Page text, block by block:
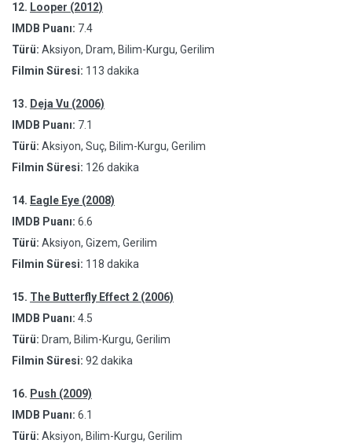
12. Looper (2012)
IMDB Puanı: 7.4
Türü: Aksiyon, Dram, Bilim-Kurgu, Gerilim
Filmin Süresi: 113 dakika
13. Deja Vu (2006)
IMDB Puanı: 7.1
Türü: Aksiyon, Suç, Bilim-Kurgu, Gerilim
Filmin Süresi: 126 dakika
14. Eagle Eye (2008)
IMDB Puanı: 6.6
Türü: Aksiyon, Gizem, Gerilim
Filmin Süresi: 118 dakika
15. The Butterfly Effect 2 (2006)
IMDB Puanı: 4.5
Türü: Dram, Bilim-Kurgu, Gerilim
Filmin Süresi: 92 dakika
16. Push (2009)
IMDB Puanı: 6.1
Türü: Aksiyon, Bilim-Kurgu, Gerilim